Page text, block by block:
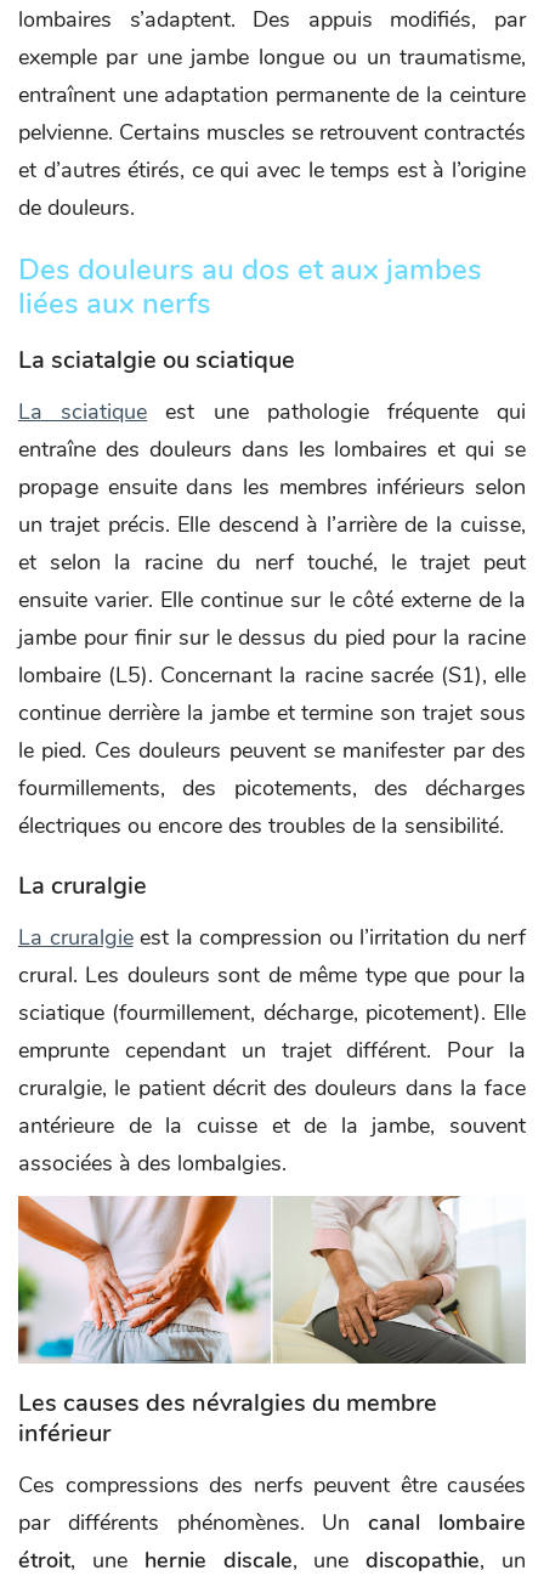
lombaires s’adaptent. Des appuis modifiés, par
exemple par une jambe longue ou un traumatisme,
entraînent une adaptation permanente de la ceinture
pelvienne. Certains muscles se retrouvent contractés
et d’autres étirés, ce qui avec le temps est à l’origine
de douleurs.
Des douleurs au dos et aux jambes
liées aux nerfs
La sciatalgie ou sciatique
La sciatique est une pathologie fréquente qui
entraîne des douleurs dans les lombaires et qui se
propage ensuite dans les membres inférieurs selon
un trajet précis. Elle descend à l’arrière de la cuisse,
et selon la racine du nerf touché, le trajet peut
ensuite varier. Elle continue sur le côté externe de la
jambe pour finir sur le dessus du pied pour la racine
lombaire (L5). Concernant la racine sacrée (S1), elle
continue derrière la jambe et termine son trajet sous
le pied. Ces douleurs peuvent se manifester par des
fourmillements, des picotements, des décharges
électriques ou encore des troubles de la sensibilité.
La cruralgie
La cruralgieest la compression ou l’irritation du nerf
crural. Les douleurs sont de même type que pour la
sciatique (fourmillement, décharge, picotement). Elle
emprunte cependant un trajet différent. Pour la
cruralgie, le patient décrit des douleurs dans la face
antérieure de la cuisse et de la jambe, souvent
associées à des lombalgies.
Les causes des névralgies du membre
inférieur
Ces compressions des nerfs peuvent être causées
par différents phénomènes. Uncanal lombaire
étroit, une hernie discale, unediscopathie, un